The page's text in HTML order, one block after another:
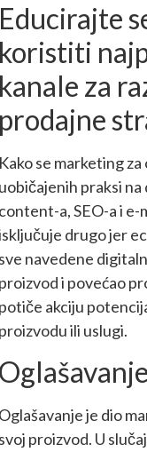
za
se marketing
praksi
a, SEO-a i e-
drugo jer
navedene
i povećao
akciju
ili uslugi.
je dio
proizvod. U